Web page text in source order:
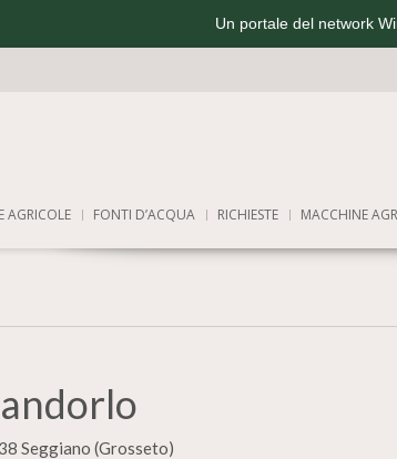
Un portale del network
AGRICOLE FONTI D’ACQUA RICHIESTE MACCHINE
Seggiano (Grosseto)